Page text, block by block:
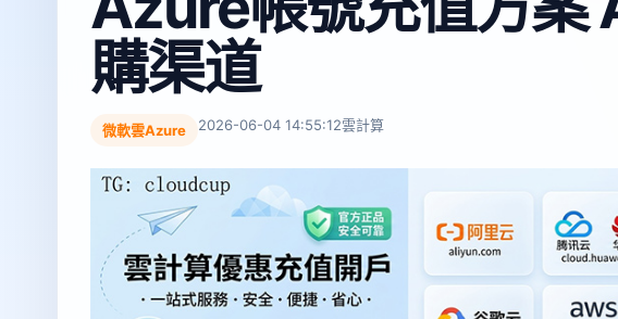
購渠道
微軟雲Azure 2026-06-04 14:55:12雲計算